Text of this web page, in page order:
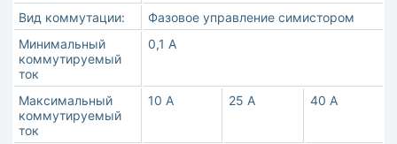
Вид коммутации:
Фазовое управление симистором
Минимальный
коммутируемый
ток
0,1 А
Максимальный
коммутируемый
ток
10 A 25 A 40 A